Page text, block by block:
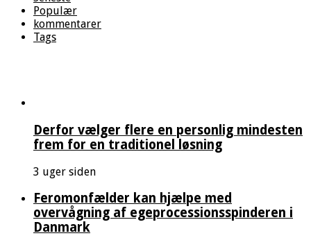
Populær
kommentarer
Tags
Derfor vælger flere en personlig mindesten
frem for en traditionel løsning
3 uger siden
Feromonfælder kan hjælpe med
overvågning af egeprocessionsspinderen i
Danmark